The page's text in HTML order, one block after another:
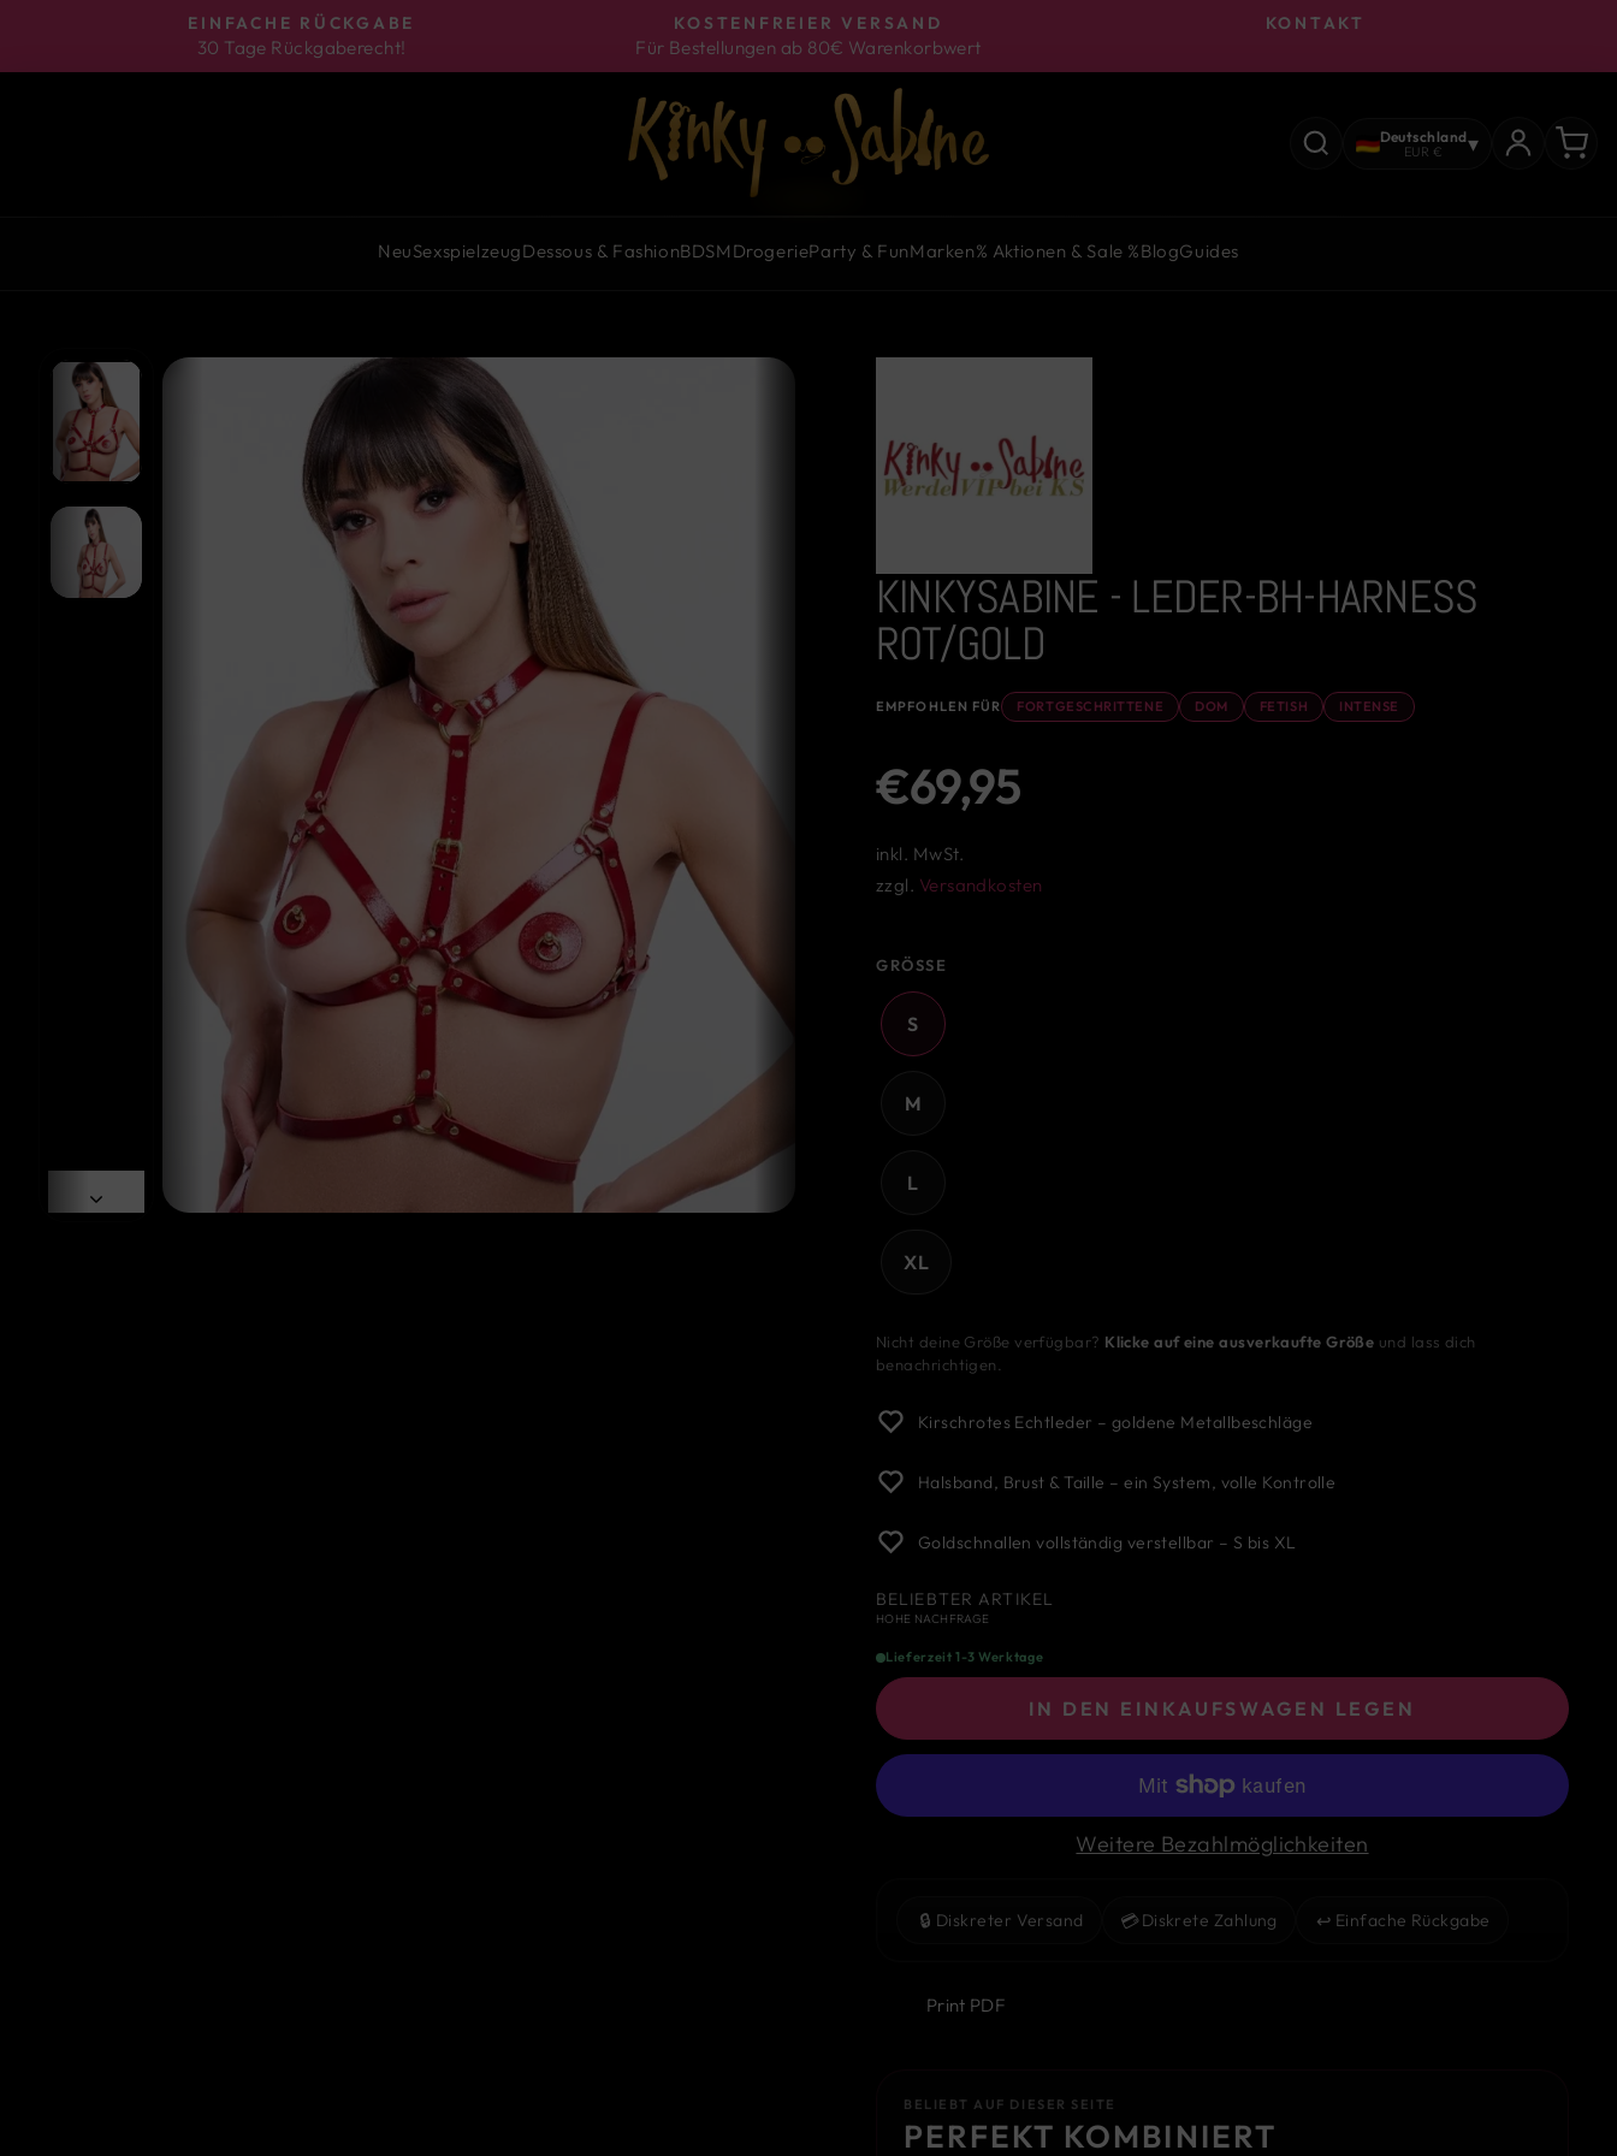
Inhalt
Pause
EINFACHE RÜCKGABE
30 Tage Rückgaberecht!
KOSTENFREIER VERSAND
Für Bestellungen ab 80€ Warenkorbwert
KONTAKT
Deutschland
EUR € ▾
NeuSexspielzeugDessous & FashionBDSM DrogerieParty & FunMarken% Aktionen & Sale %BlogGuides
KINKYSABINE - LEDER-BH-HARNESS
ROT/GOLD
EMPFOHLEN FÜR FORTGESCHRITTENE DOM FETISH INTENSE
Normaler
Preis
€69,95
inkl. MwSt.
zzgl. Versandkosten
GRÖSSE
S
M
L
XL
Nicht deine Größe verfügbar? Klicke auf eine ausverkaufte Größe und lass dich
benachrichtigen.
Kirschrotes Echtleder – goldene Metallbeschläge
Halsband, Brust & Taille – ein System, volle Kontrolle
Goldschnallen vollständig verstellbar – S bis XL
BELIEBTER ARTIKEL
HOHE NACHFRAGE
Lieferzeit 1-3 Werktage
IN DEN EINKAUFSWAGEN LEGEN
Weitere Bezahlmöglichkeiten
🔒 Diskreter Versand 💳Diskrete Zahlung ↩️ Einfache Rückgabe
Print PDF
BELIEBT AUF DIESER SEITE
PERFEKT KOMBINIERT